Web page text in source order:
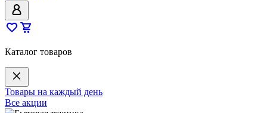
Каталог товаров
Товары на каждый день
Все акции